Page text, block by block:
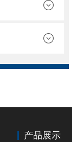
产品展示